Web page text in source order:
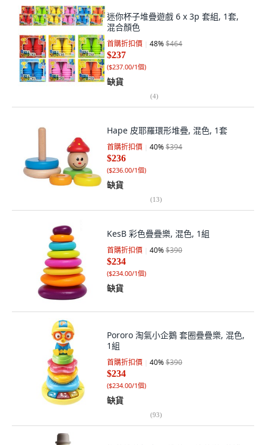
迷你杯子堆疊遊戲 6 x 3p 套組, 1套,
混合顏色
首購折扣價 48%$464
$237
($237.00/1個)
缺貨
(4)
Hape 皮耶羅環形堆疊, 混色, 1套
首購折扣價 40%$394
$236
($236.00/1個)
缺貨
(13)
KesB 彩色疊疊樂, 混色, 1組
首購折扣價 40%$390
$234
($234.00/1個)
缺貨
Pororo 淘氣小企鵝 套圈疊疊樂, 混色,
1組
首購折扣價 40%$390
$234
($234.00/1個)
缺貨
(93)